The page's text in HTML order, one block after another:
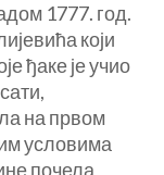
1777. год.
који
ђаке је учио
на првом
условима
почела